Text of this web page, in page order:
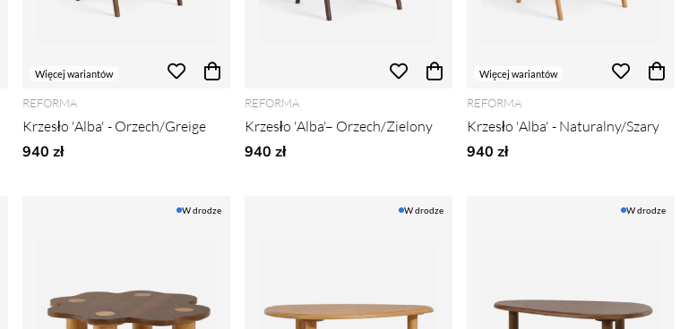
Więcej wariantów
REFORMA
Krzesło 'Alba' - Orzech/Greige
940 zł
REFORMA
Krzesło 'Alba'– Orzech/Zielony
940 zł
Więcej wariantów
REFORMA
Krzesło 'Alba' - Naturalny/Szary
940 zł
W drodze W drodze W drodze